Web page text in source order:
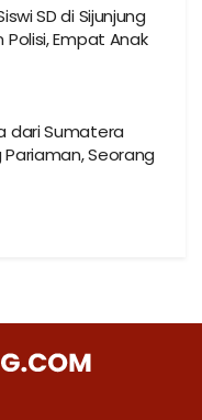
SD di Sijunjung
Polisi, Empat Anak
dari Sumatera
Seorang